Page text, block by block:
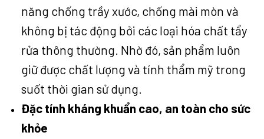
năng chống trầy xước, chống mài mòn và
không bị tác động bởi các loại hóa chất tẩy
rửa thông thường. Nhờ đó, sản phẩm luôn
giữ được chất lượng và tính thẩm mỹ trong
suốt thời gian sử dụng.
Đặc tính kháng khuẩn cao, an toàn cho sức
khỏe